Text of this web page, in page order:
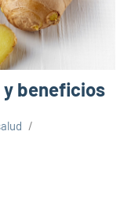
beneficios